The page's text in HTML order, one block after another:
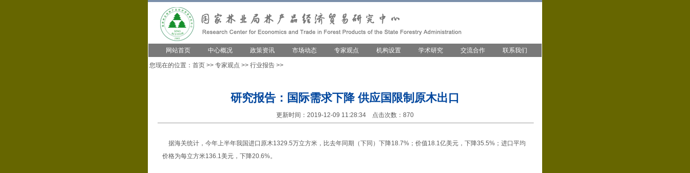
网站首页 中心概况 政策资讯 市场动态 专家观点 机构设置 学术研究 交流合作 联系我们
您现在的位置： 首页 >> 专家观点 >> 行业报告 >>
研究报告：国际需求下降 供应国限制原木出口
更新时间：2019-12-09 11:28:34 点击次数：870
据海关统计，今年上半年我国进口原木1329.5万立方米，比去年同期（下同）下降18.7%；价值18.1亿美元，下降35.5%；进口平均
价格为每立方米136.1美元，下降20.6%。